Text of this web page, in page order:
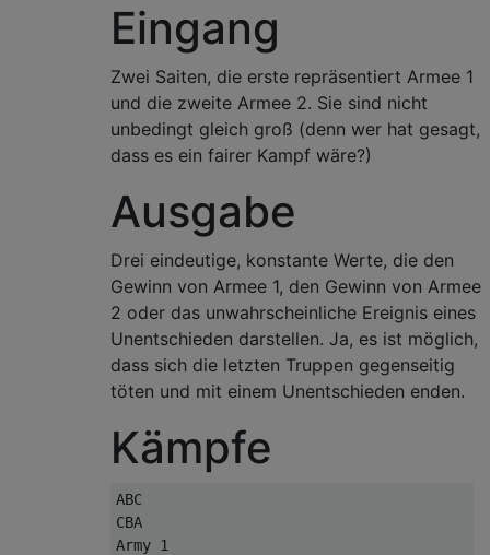
Eingang
Zwei Saiten, die erste repräsentiert Armee 1
und die zweite Armee 2. Sie sind nicht
unbedingt gleich groß (denn wer hat gesagt,
dass es ein fairer Kampf wäre?)
Ausgabe
Drei eindeutige, konstante Werte, die den
Gewinn von Armee 1, den Gewinn von Armee
2 oder das unwahrscheinliche Ereignis eines
Unentschieden darstellen. Ja, es ist möglich,
dass sich die letzten Truppen gegenseitig
töten und mit einem Unentschieden enden.
Kämpfe
ABC
CBA
Army 1